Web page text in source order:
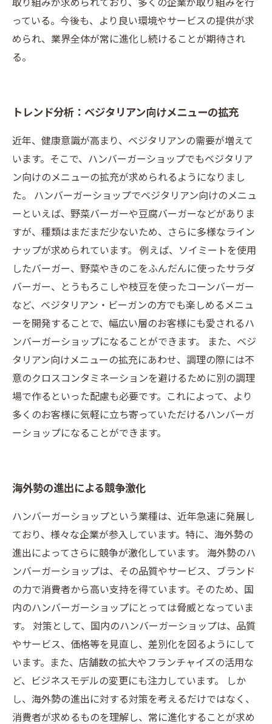
っている。今後も、より良い環境やサービスの提供が求
められ、業界全体が常に進化し続けることが期待され
る。
トレンド分析：ベジタリアン向けメニューの拡充
近年、健康意識が高まり、ベジタリアンの需要が増えて
います。そこで、ハンバーガーショップでもベジタリア
ン向けのメニューの拡充が求められるようになりまし
た。 ハンバーガーショップでベジタリアン向けのメニュ
ーといえば、野菜バーガーや豆腐バーガーなどがありま
すが、種類はまだまだ少ないため、さらに多様なライン
ナップが求められています。 例えば、ソイミートを使用
したバーガー、野菜やきのこをふんだんに使ったサラダ
バーガー、とうもろこしや枝豆を使ったコーンバーガー
など、ベジタリアン・ビーガンの方でも楽しめるメニュ
ーを開発することで、幅広い層のお客様にも愛されるハ
ンバーガーショップになることができます。 また、ベジ
タリアン向けメニューの拡充にあわせ、調理の際には不
意のクロスコンタミネーションを避けるために別の調理
場で作るといった配慮も必要です。これによって、より
多くのお客様に気軽に立ち寄っていただけるハンバーガ
ーショップになることができます。
海外勢の進出による競争激化
ハンバーガーショップという業種は、近年急速に発展し
ており、様々な企業が参入しています。特に、海外勢の
進出によってさらに競争が激化しています。 海外勢のハ
ンバーガーショップは、その品質やサービス、ブランド
の力で消費者から高い支持を得ています。そのため、国
内のハンバーガーショップにとっては脅威となっていま
す。 対策として、国内のハンバーガーショップは、品質
やサービス、価格等を見直し、差別化を図るようにして
います。また、店舗数の拡大やフランチャイズの活用な
ど、ビジネスモデルの変更にも注力しています。 しか
し、海外勢の進出に対する対策を考えるだけではなく、
消費者が求めるものを理解し、常に進化することが求め